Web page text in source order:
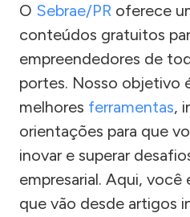
O Sebrae/PR oferece
conteúdos gratuitos
empreendedores de
portes. Nosso objetivo
melhores ferramentas,
orientações para que
inovar e superar
empresarial. Aqui, você
que vão desde artigos